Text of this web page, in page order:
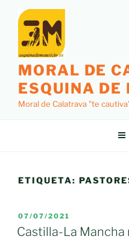
contenido
MORAL DE
ESQUINA DE
Moral de Calatrava "te
ETIQUETA:
PUBLICADO
EL
07/07/2021
Castilla-La Mancha